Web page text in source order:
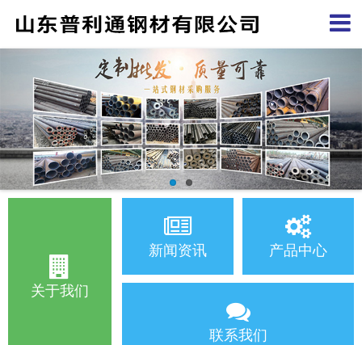
关于我们
新闻资讯 产品中心
联系我们